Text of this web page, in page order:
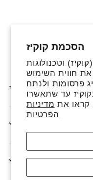
הסכמת קוקיז
וטכנולוגות
חווית השימוש
פרסומות ולנתח
עד שתאשרו
קראו את מדיניות
הפרטיות